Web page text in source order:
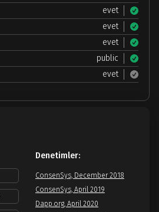
evet
evet
evet
public
evet
Denetimler:
ConsenSys, December 2018
ConsenSys, April 2019
Dapp.org, April 2020